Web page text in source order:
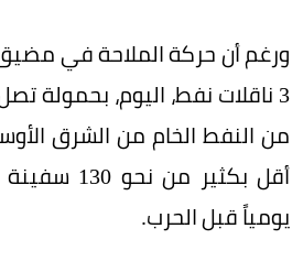
ورغم أن حركة الملاحة في
3 ناقلات نفط، اليوم، بحمولة
من النفط الخام من الشرق
أقل بكثير
يومياً قبل الحرب.